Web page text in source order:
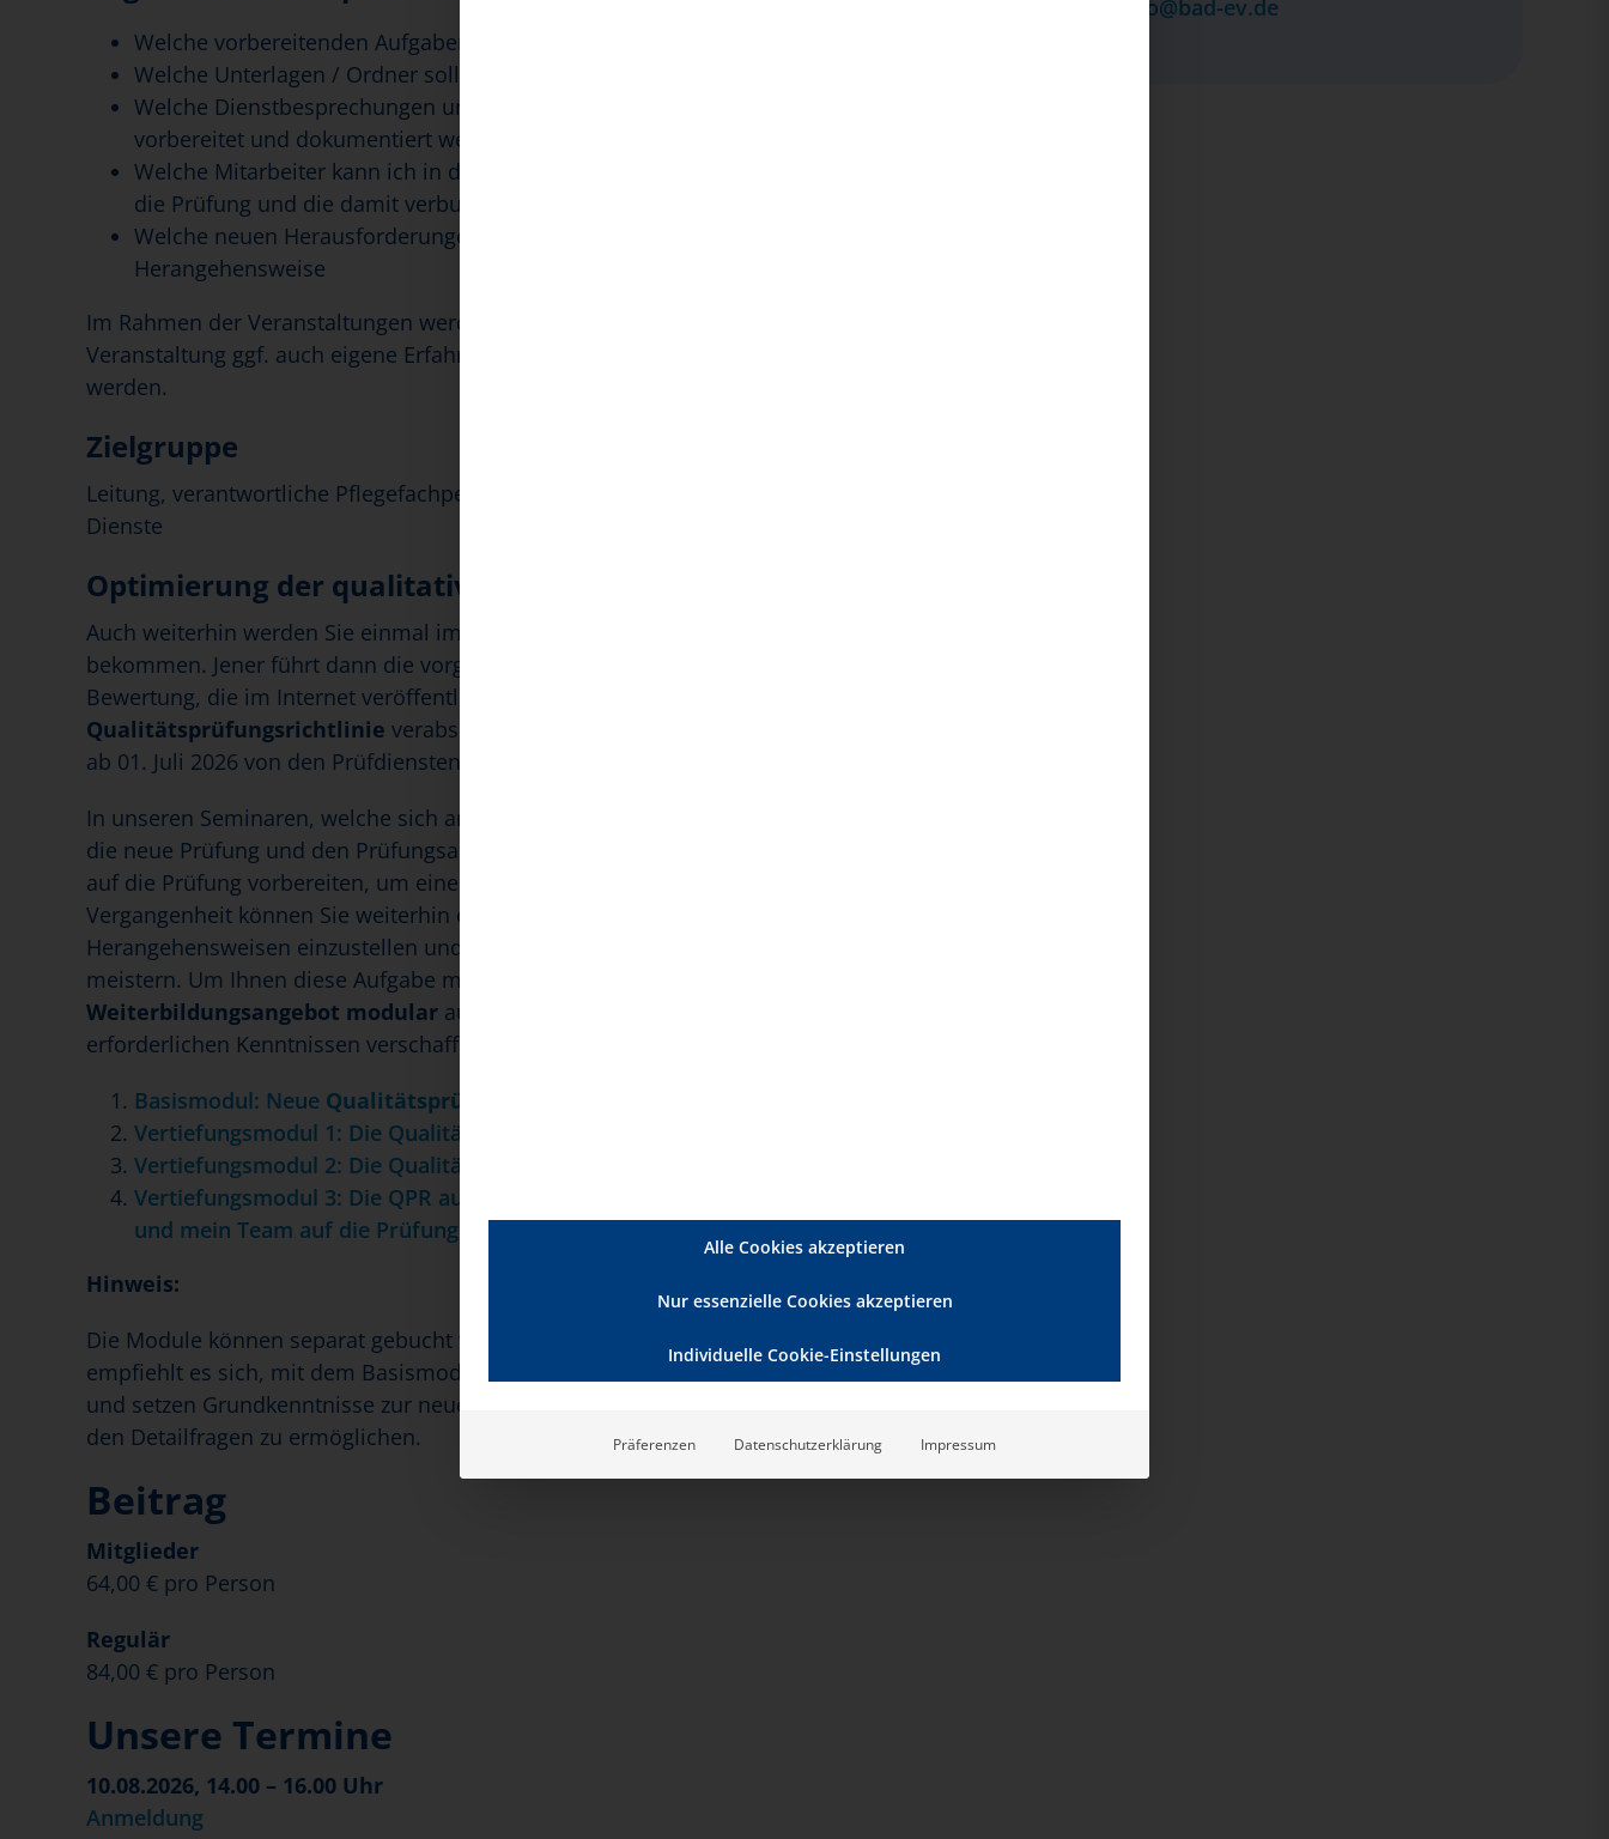
Welche vorbereitenden Aufgaben gilt es zu erfüllen
Welche Unterlagen / Ordner sollte ich vorhalten
Welche Dienstbesprechungen und Inhalte kann ich einbringen? Wie müssen diese
vorbereitet und dokumentiert werden
Welche Mitarbeiter kann ich in die Prüfung einbeziehen und wie bereite ich diese auf
die Prüfung und die damit verbundenen Aufgaben vor
Welche neuen Herausforderungen ergeben sich für die Dienste mit der zukünftigen
Herangehensweise
Im Rahmen der Veranstaltungen werden Praxistipps gegeben. Gern können in der
Veranstaltung ggf. auch eigene Erfahrungen der Teilnehmer eingebracht und diskutiert
werden.
Zielgruppe
Leitung, verantwortliche Pflegefachperson (PDL/ stv. PDL), Pflegefachperson ambulanter
Dienste
Optimierung der qualitativen Bewertung von Pflegediensten
Auch weiterhin werden Sie einmal im Jahr „Besuch“ vom Medizinischen Dienst (MD)
bekommen. Jener führt dann die vorgeschriebene Qualitätsprüfung durch und nimmt eine
Bewertung, die im Internet veröffentlicht wird, vor. Nunmehr wurde die
Qualitätsprüfungsrichtlinie verabschiedet. Die neue Systematik und neue Regeln werden
ab 01. Juli 2026 von den Prüfdiensten angewendet.
In unseren Seminaren, welche sich an
die neue Prüfung und den Prüfungsablauf praxisbezogen kennen. Sie erfahren, wie Sie sich
auf die Prüfung vorbereiten, um eine bestmögliche Bewertung zu erzielen. Erfahrungen der
Vergangenheit können Sie weiterhin einbringen. Allerdings gilt es, sich auf neue
Herangehensweisen einzustellen und die damit verbundenen Herausforderungen zu
meistern. Um Ihnen diese Aufgabe möglichst leicht zu machen, ist dieses
Weiterbildungsangebot modularaufgebaut, damit Sie sich flexibel die für Sie
erforderlichen Kenntnissen verschaffen können:
Basismodul: Neue Qualitätsprüfung (ambulant)
Vertiefungsmodul 1: Die Qualitätsbereiche 1 und 2
Vertiefungsmodul 2: Die Qualitätsbereiche 3 bis 5
Vertiefungsmodul 3: Die QPR auf Leitungsebene: Wie bereite ich meinen Pflegedienst
und mein Team auf die Prüfung vor?
Hinweis:
Die Module können separat gebucht werden. Für Anwender mit geringeren Vorkenntnissen
empfiehlt es sich, mit dem Basismodul zu starten. Die weiteren Module bauen darauf auf
und setzen Grundkenntnisse zur neuen Prüfung voraus, um eine effektive Beschäftigung mit
den Detailfragen zu ermöglichen.
Beitrag
Mitglieder
64,00 € pro Person
Regulär
84,00 € pro Person
Unsere Termine
10.08.2026, 14.00 – 16.00 Uhr
Anmeldung
info@bad-ev.de
Alle Cookies akzeptieren
Nur essenzielle Cookies akzeptieren
Individuelle Cookie-Einstellungen
Präferenzen Datenschutzerklärung Impressum